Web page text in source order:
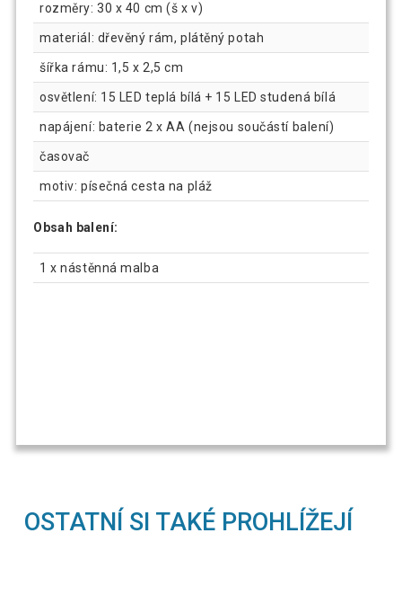
rozměry: 30 x 40 cm (š x v)
materiál: dřevěný rám, plátěný potah
šířka rámu: 1,5 x 2,5 cm
osvětlení: 15 LED teplá bílá + 15 LED studená bílá
napájení: baterie 2 x AA (nejsou součástí balení)
časovač
motiv: písečná cesta na pláž
Obsah balení:
1 x nástěnná malba
OSTATNÍ SI TAKÉ PROHLÍŽEJÍ